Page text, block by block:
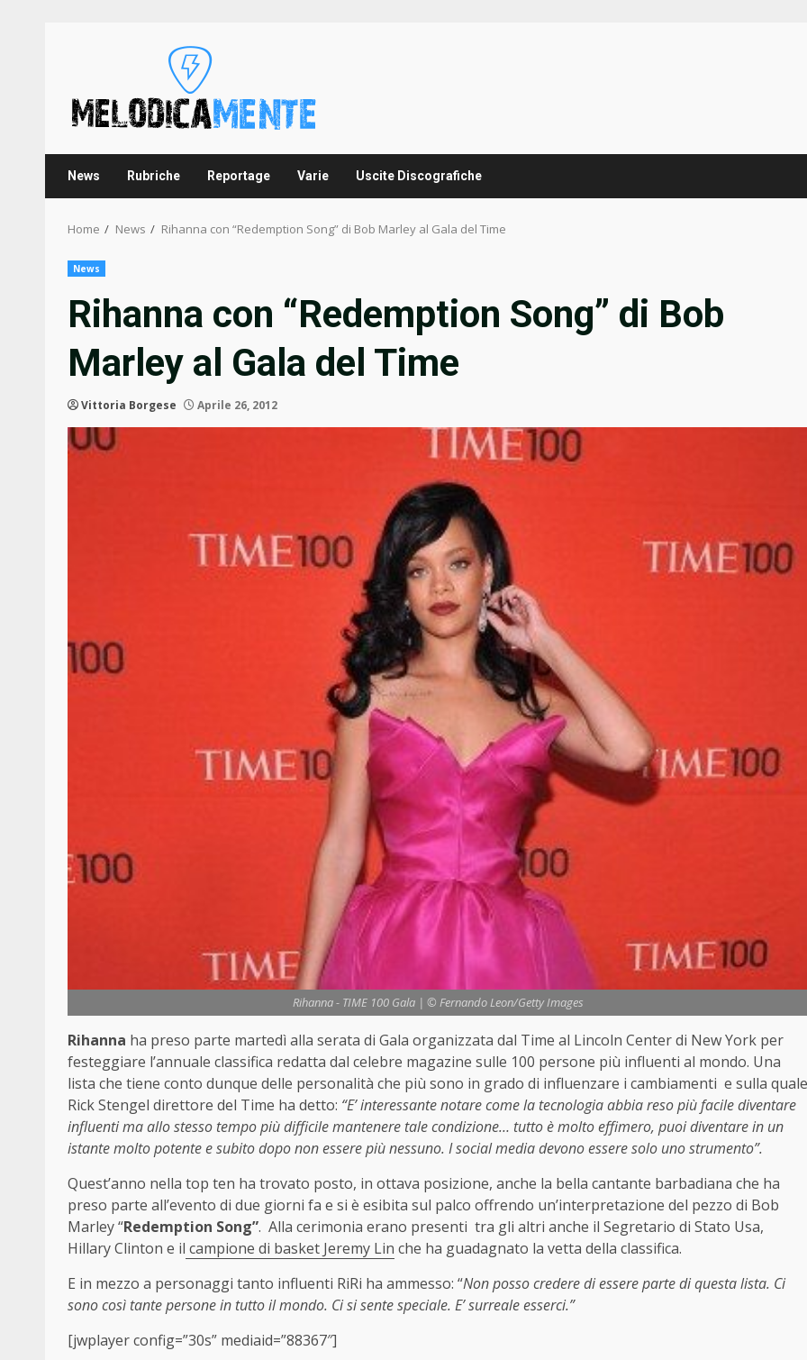
News Rubriche Reportage Varie Uscite Discografiche
Home News Rihanna con “Redemption Song” di Bob Marley al Gala del Time
News
Rihanna con “Redemption Song” di Bob
Marley al Gala del Time
Vittoria Borgese Aprile 26, 2012
Rihanna - TIME 100 Gala | © Fernando Leon/Getty Images
Rihanna ha preso parte martedì alla serata di Gala organizzata dal Time al Lincoln Center di New York per
festeggiare l’annuale classifica redatta dal celebre magazine sulle 100 persone più influenti al mondo. Una
lista che tiene conto dunque delle personalità che più sono in grado di influenzare i cambiamenti e sulla quale
Rick Stengel direttore del Time ha detto: “E’ interessante notare come la tecnologia abbia reso più facile diventare
influenti ma allo stesso tempo più difficile mantenere tale condizione… tutto è molto effimero, puoi diventare in un
istante molto potente e subito dopo non essere più nessuno. I social media devono essere solo uno strumento”.
Quest’anno nella top ten ha trovato posto, in ottava posizione, anche la bella cantante barbadiana che ha
preso parte all’evento di due giorni fa e si è esibita sul palco offrendo un’interpretazione del pezzo di Bob
Marley “Redemption Song”. Alla cerimonia erano presenti tra gli altri anche il Segretario di Stato Usa,
Hillary Clinton e il campione di basket Jeremy Lin che ha guadagnato la vetta della classifica.
E in mezzo a personaggi tanto influenti RiRi ha ammesso: “Non posso credere di essere parte di questa lista. Ci
sono così tante persone in tutto il mondo. Ci si sente speciale. E’ surreale esserci.”
[jwplayer config=”30s” mediaid=”88367″]